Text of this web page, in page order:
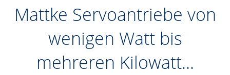
Mattke Servoantriebe von
wenigen Watt bis
mehreren Kilowatt...